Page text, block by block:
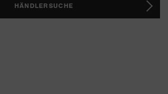
HÄNDLERSUCHE